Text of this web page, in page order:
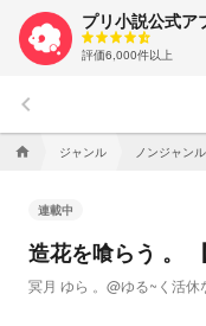
プリ小説公式ア
評価6,000件以上
keyboard_arrow_left
home ジャンル ノンジャンル
連載中
造花を喰らう 。
冥月 ゆら 。@ゆる~く活休